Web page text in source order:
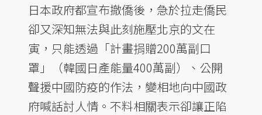
日本政府都宣布撤僑後，急於拉走僑民
卻又深知無法與此刻施壓北京的文在
寅，只能透過「計畫捐贈200萬副口
罩」（韓國日產能量400萬副）、公開
聲援中國防疫的作法，變相地向中國政
府喊話討人情。不料相關表示卻讓正陷